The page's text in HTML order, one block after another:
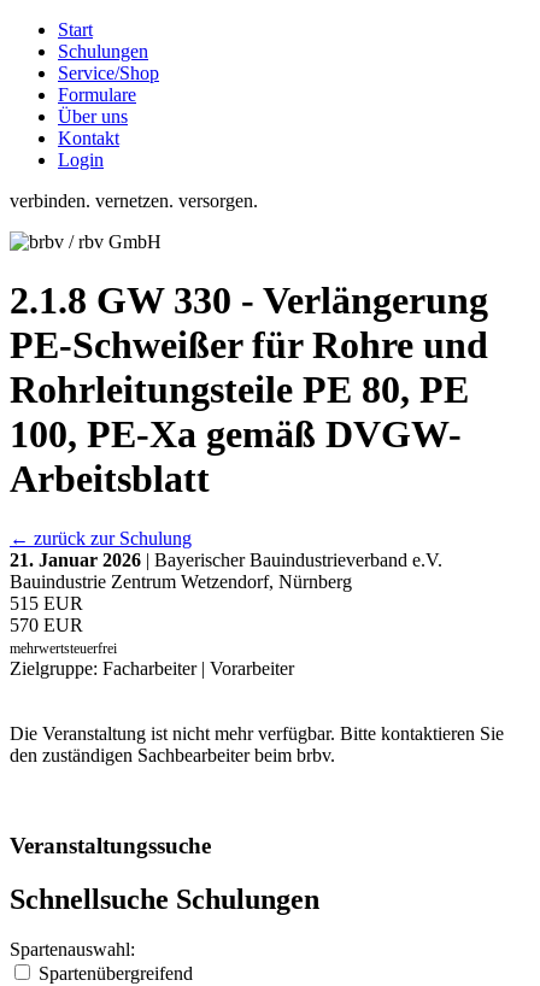
Start
Schulungen
Service/Shop
Formulare
Über uns
Kontakt
Login
verbinden. vernetzen. versorgen.
2.1.8 GW 330 - Verlängerung
PE-Schweißer für Rohre und
Rohrleitungsteile PE 80, PE
100, PE-Xa gemäß DVGW-
Arbeitsblatt
← zurück zur Schulung
21. Januar 2026 | Bayerischer Bauindustrieverband e.V.
Bauindustrie Zentrum Wetzendorf, Nürnberg
515 EUR
570 EUR
mehrwertsteuerfrei
Zielgruppe: Facharbeiter | Vorarbeiter
Die Veranstaltung ist nicht mehr verfügbar. Bitte kontaktieren Sie
den zuständigen Sachbearbeiter beim brbv.
Veranstaltungssuche
Schnellsuche Schulungen
Spartenauswahl:
Spartenübergreifend